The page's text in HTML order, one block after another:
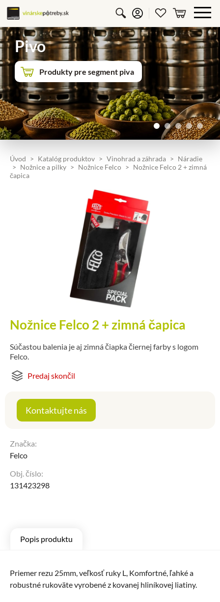
Vyhľadávanie
Prihlásiť saObľúbené
košík
Pivo
Produkty pre segment piva
Úvod Katalóg produktov Vinohrad a záhrada
Náradie
Nožnice a pilky
Nožnice Felco
Nožnice Felco 2 + zimná
čapica
Nožnice Felco 2 + zimná čapica
Súčastou balenia je aj zimná čiapka čiernej farby s logom
Felco.
Predaj skončil
Kontaktujte nás
Značka:
Felco
Obj. číslo:
131423298
Popis produktu
Priemer rezu 25mm, veľkosť ruky L, Komfortné, ľahké a
robustné rukoväte vyrobené z kovanej hliníkovej liatiny.